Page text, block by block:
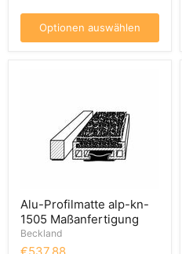
Optionen auswählen
Alu-Profilmatte alp-kn-
1505 Maßanfertigung
Beckland